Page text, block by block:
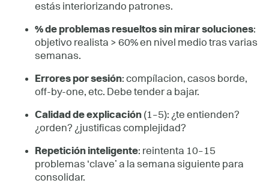
estás interiorizando patrones.
% de problemas resueltos sin mirar soluciones:
objetivo realista > 60% en nivel medio tras varias
semanas.
Errores por sesión: compílacion, casos borde,
off-by-one, etc. Debe tender a bajar.
Calidad de explicación (1–5): ¿te entienden?
¿orden? ¿justificas complejidad?
Repetición inteligente: reintenta 10–15
problemas ‘clave’ a la semana siguiente para
consolidar.